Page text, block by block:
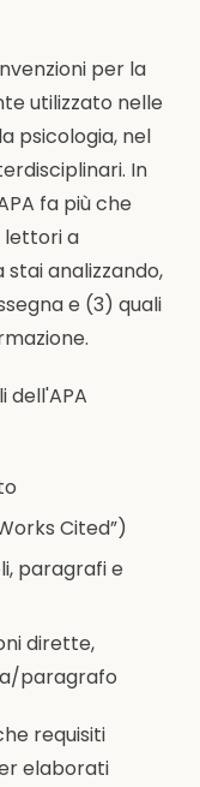
per la
utilizzato nelle
psicologia, nel
In
fa più che
lettori a
analizzando,
e (3) quali
dell'APA
Cited”)
paragrafi e
dirette,
paragrafo
requisiti
elaborati